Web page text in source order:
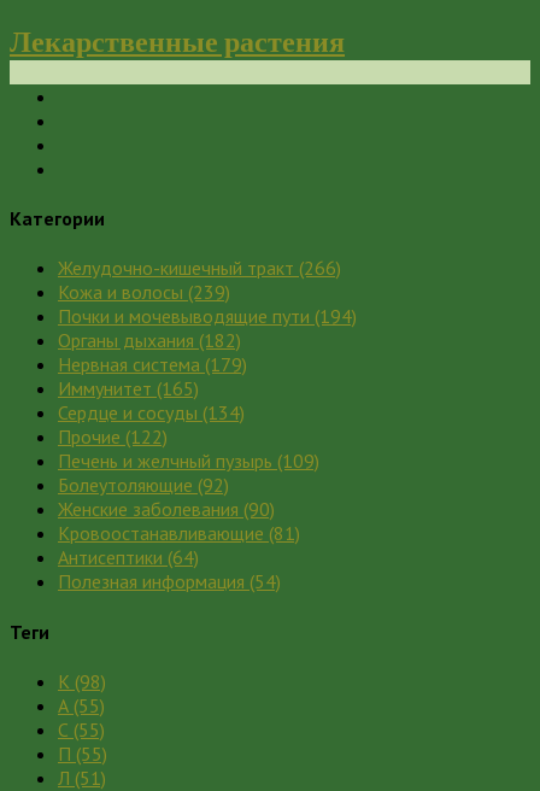
Лекарственные растения
Категории
Желудочно-кишечный тракт (266)
Кожа и волосы (239)
Почки и мочевыводящие пути (194)
Органы дыхания (182)
Нервная система (179)
Иммунитет (165)
Сердце и сосуды (134)
Прочие (122)
Печень и желчный пузырь (109)
Болеутоляющие (92)
Женские заболевания (90)
Кровоостанавливающие (81)
Антисептики (64)
Полезная информация (54)
Теги
К (98)
А (55)
С (55)
П (55)
Л (51)